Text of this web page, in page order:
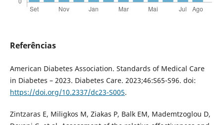
Referências
American Diabetes Association. Standards of Medical Care
in Diabetes – 2023. Diabetes Care. 2023;46:S65-S96. doi:
https://doi.org/10.2337/dc23-S005.
Zintzaras E, Miligkos M, Ziakas P, Balk EM, Mademtzoglou D,